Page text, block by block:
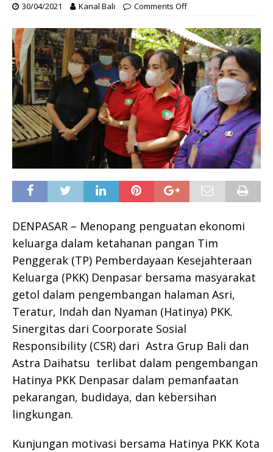
30/04/2021 Kanal Bali Comments Off
DENPASAR – Menopang penguatan ekonomi
keluarga dalam ketahanan pangan Tim
Penggerak (TP) Pemberdayaan Kesejahteraan
Keluarga (PKK) Denpasar bersama masyarakat
getol dalam pengembangan halaman Asri,
Teratur, Indah dan Nyaman (Hatinya) PKK.
Sinergitas dari Coorporate Sosial
Responsibility (CSR) dari Astra Grup Bali dan
Astra Daihatsu terlibat dalam pengembangan
Hatinya PKK Denpasar dalam pemanfaatan
pekarangan, budidaya, dan kebersihan
lingkungan.
Kunjungan motivasi bersama Hatinya PKK Kota